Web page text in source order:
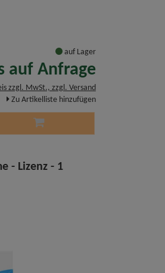
auf Lager
auf Anfrage
zzgl. MwSt., zzgl. Versand
Zu Artikelliste hinzufügen
- Lizenz - 1